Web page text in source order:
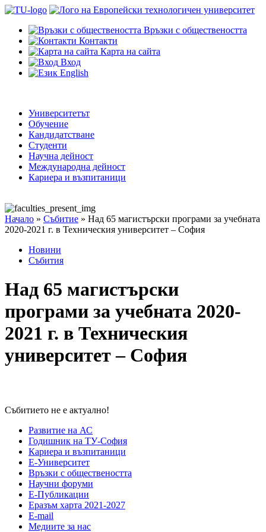
Връзки с обществеността
Контакти
Карта на сайта
Вход
English
Университетът
Обучение
Кандидатстване
Студенти
Научна дейност
Международна дейност
Кариера и възпитаници
Начало » Събитие » Над 65 магистърски програми за учебната
2020-2021 г. в Техническия университет – София
Новини
Събития
Над 65 магистърски
програми за учебната 2020-
2021 г. в Техническия
университет – София
Събитието не е актуално!
Развитие на АС
Годишник на ТУ-София
Кариера и възпитаници
Е-Университет
Връзки с обществеността
Научни форуми
Е-Публикации
Еразъм харта 2021-2027
E-mail
Медиите за нас